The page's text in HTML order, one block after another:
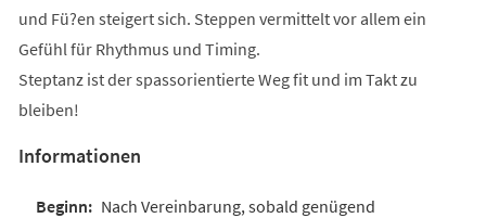
und Fü?en steigert sich. Steppen vermittelt vor allem ein
Gefühl für Rhythmus und Timing.
Steptanz ist der spassorientierte Weg fit und im Takt zu
bleiben!
Informationen
Nach Vereinbarung, sobald genügend